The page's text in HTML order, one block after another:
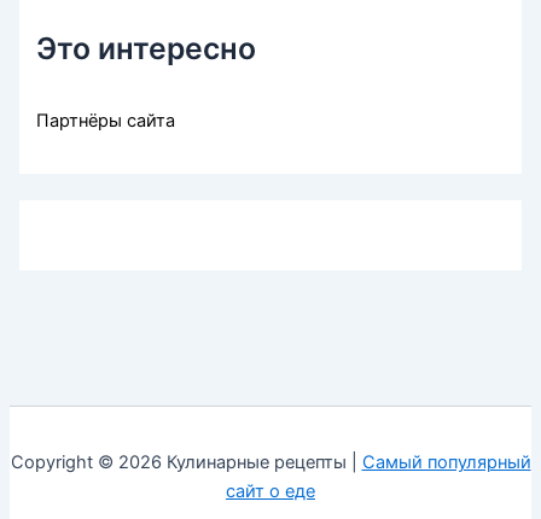
Это интересно
Партнёры сайта
Copyright © 2026 Кулинарные рецепты | Самый популярный
сайт о еде